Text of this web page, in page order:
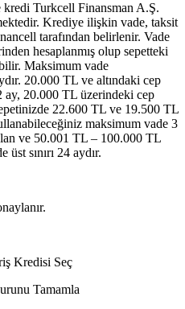
Turkcell Finansman A.Ş.
Krediye ilişkin vade, taksit
tarafından belirlenir. Vade
hesaplanmış olup sepetteki
Maksimum vade
20.000 TL ve altındaki cep
ay, 20.000 TL üzerindeki cep
22.600 TL ve 19.500 TL
maksimum vade 3
ve 50.001 TL – 100.000 TL
üst sınırı 24 aydır.
Kredisi Seç
Tamamla